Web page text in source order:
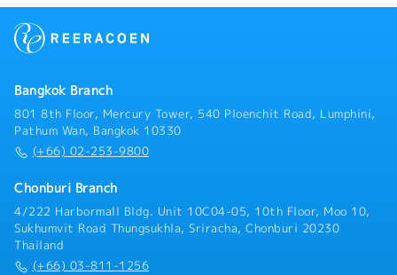
successfully5. Meet and exceed all sales KPIs as
follow up on new customer inquiries, coordinating
customers; handle complaints and resolve issues or
present solutions to achieve customer satisfaction8.
Prepare weekly, monthly, and yearly sales activities,
profit, and other related reports
Bangkok Branch
801 8th Floor, Mercury Tower, 540 Ploenchit Road, Lumphini,
Pathum Wan, Bangkok 10330
(+66) 02-253-9800
Chonburi Branch
4/222 Harbormall Bldg. Unit 10C04-05, 10th Floor, Moo 10,
Sukhumvit Road Thungsukhla, Sriracha, Chonburi 20230
Thailand
(+66) 03-811-1256